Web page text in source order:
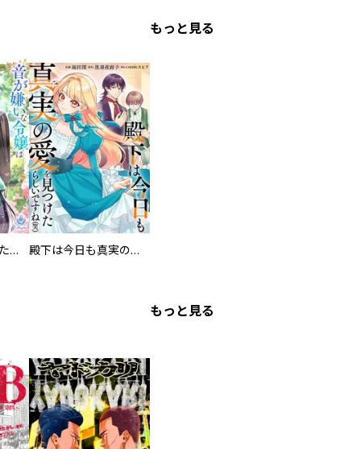
もっと見る
音が嫌いな令嬢はただ静かに暮らしたい～追い出されるように嫁いだ先で人嫌いな冷酷強面公爵様に無意識に溺愛されました～ 殿下は今日も真実の愛を見つけたらしいですね（笑）
もっと見る